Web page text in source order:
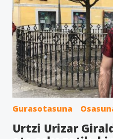
Gurasotasuna
Urtzi Urizar